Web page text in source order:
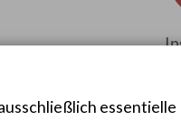
essentielle